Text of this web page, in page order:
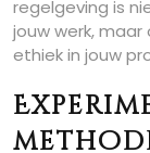
regelgeving is
jouw werk,
ethiek in jouw